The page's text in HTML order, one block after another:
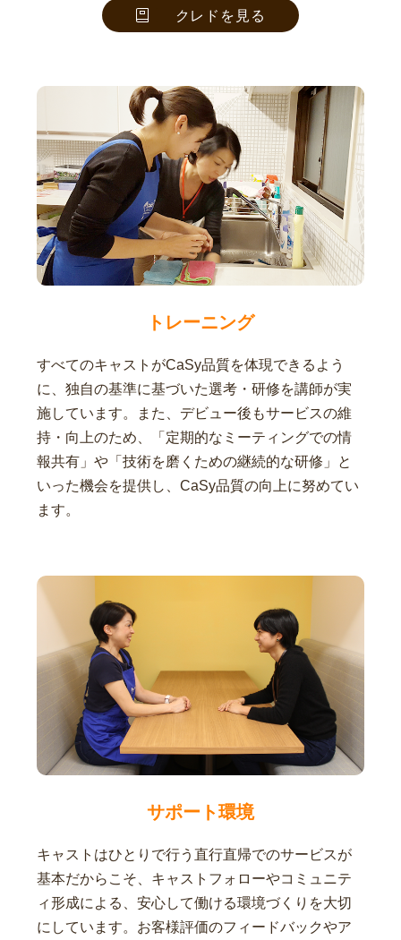
クレドを見る
トレーニング
すべてのキャストがCaSy品質を体現できるよう
に、独自の基準に基づいた選考・研修を講師が実
施しています。また、デビュー後もサービスの維
持・向上のため、「定期的なミーティングでの情
報共有」や「技術を磨くための継続的な研修」と
いった機会を提供し、CaSy品質の向上に努めてい
ます。
サポート環境
キャストはひとりで行う直行直帰でのサービスが
基本だからこそ、キャストフォローやコミュニテ
ィ形成による、安心して働ける環境づくりを大切
にしています。お客様評価のフィードバックやア